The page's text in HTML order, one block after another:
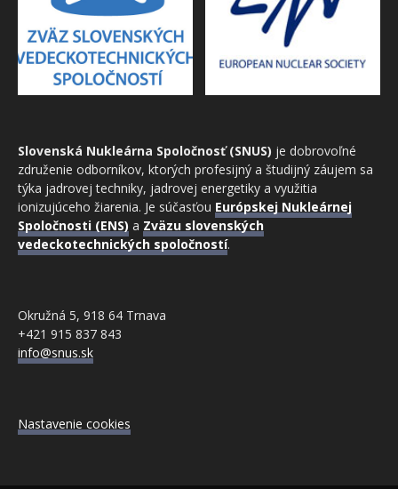
Slovenská Nukleárna Spoločnosť (SNUS) je dobrovoľné
združenie odborníkov, ktorých profesijný a študijný záujem sa
týka jadrovej techniky, jadrovej energetiky a využitia
ionizujúceho žiarenia. Je súčasťou Európskej Nukleárnej
Spoločnosti (ENS) a Zväzu slovenských
vedeckotechnických spoločností.
Okružná 5, 918 64 Trnava
+421 915 837 843
info@snus.sk
Nastavenie cookies